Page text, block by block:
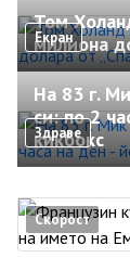
Екран
Том
милиона
Здраве
На 83 г.
си: по 2
кикбокс
Скорост